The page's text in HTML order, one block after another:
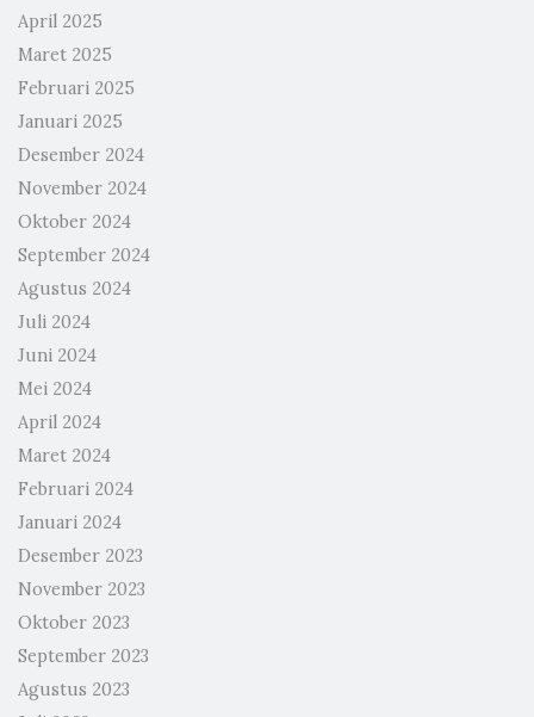
April 2025
Maret 2025
Februari 2025
Januari 2025
Desember 2024
November 2024
Oktober 2024
September 2024
Agustus 2024
Juli 2024
Juni 2024
Mei 2024
April 2024
Maret 2024
Februari 2024
Januari 2024
Desember 2023
November 2023
Oktober 2023
September 2023
Agustus 2023